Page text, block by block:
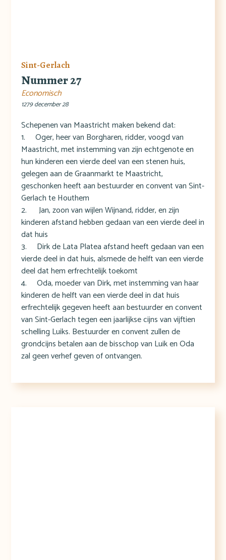
Sint-Gerlach
Nummer 27
Economisch
1279 december 28
Schepenen van Maastricht maken bekend dat:
1. Oger, heer van Borgharen, ridder, voogd van
Maastricht, met instemming van zijn echtgenote en
hun kinderen een vierde deel van een stenen huis,
gelegen aan de Graanmarkt te Maastricht,
geschonken heeft aan bestuurder en convent van Sint-
Gerlach te Houthem
2. Jan, zoon van wijlen Wijnand, ridder, en zijn
kinderen afstand hebben gedaan van een vierde deel in
dat huis
3. Dirk de Lata Platea afstand heeft gedaan van een
vierde deel in dat huis, alsmede de helft van een vierde
deel dat hem erfrechtelijk toekomt
4. Oda, moeder van Dirk, met instemming van haar
kinderen de helft van een vierde deel in dat huis
erfrechtelijk gegeven heeft aan bestuurder en convent
van Sint-Gerlach tegen een jaarlijkse cijns van vijftien
schelling Luiks. Bestuurder en convent zullen de
grondcijns betalen aan de bisschop van Luik en Oda
zal geen verhef geven of ontvangen.